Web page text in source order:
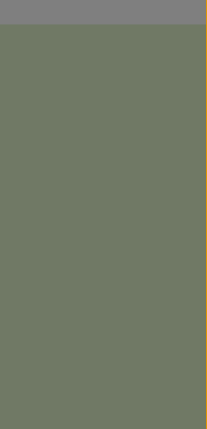
hofbauernhof/
www.facebook.com/